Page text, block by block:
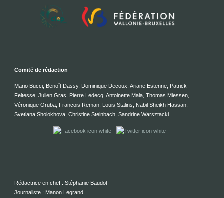
Comité de rédaction
Mario Bucci, Benoît Dassy, Dominique Decoux, Ariane Estenne, Patrick
Feltesse, Julien Gras, Pierre Ledecq, Antoinette Maia, Thomas Miessen,
Véronique Oruba, François Reman, Louis Stalins, Nabil Sheikh Hassan,
Svetlana Sholokhova, Christine Steinbach, Sandrine Warsztacki
Rédactrice en chef : Stéphanie Baudot
Journaliste : Manon Legrand